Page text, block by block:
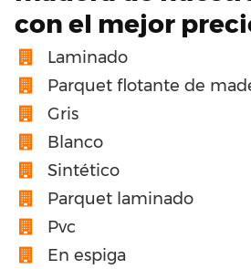
con el mejor
Laminado
Parquet flotante de
Gris
Blanco
Sintético
Parquet laminado
Pvc
En espiga